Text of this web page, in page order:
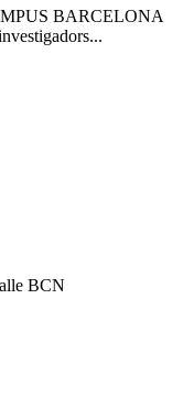
BARCELONA
BCN